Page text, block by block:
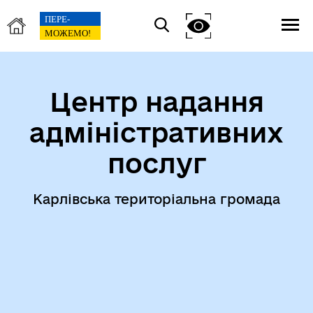
Центр надання
адміністративних
послуг
Карлівська територіальна громада